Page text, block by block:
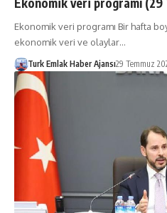
Ekonomik veri programı Bir hafta
ekonomik veri ve olaylar…
Turk Emlak Haber Ajansı29 Temmuz